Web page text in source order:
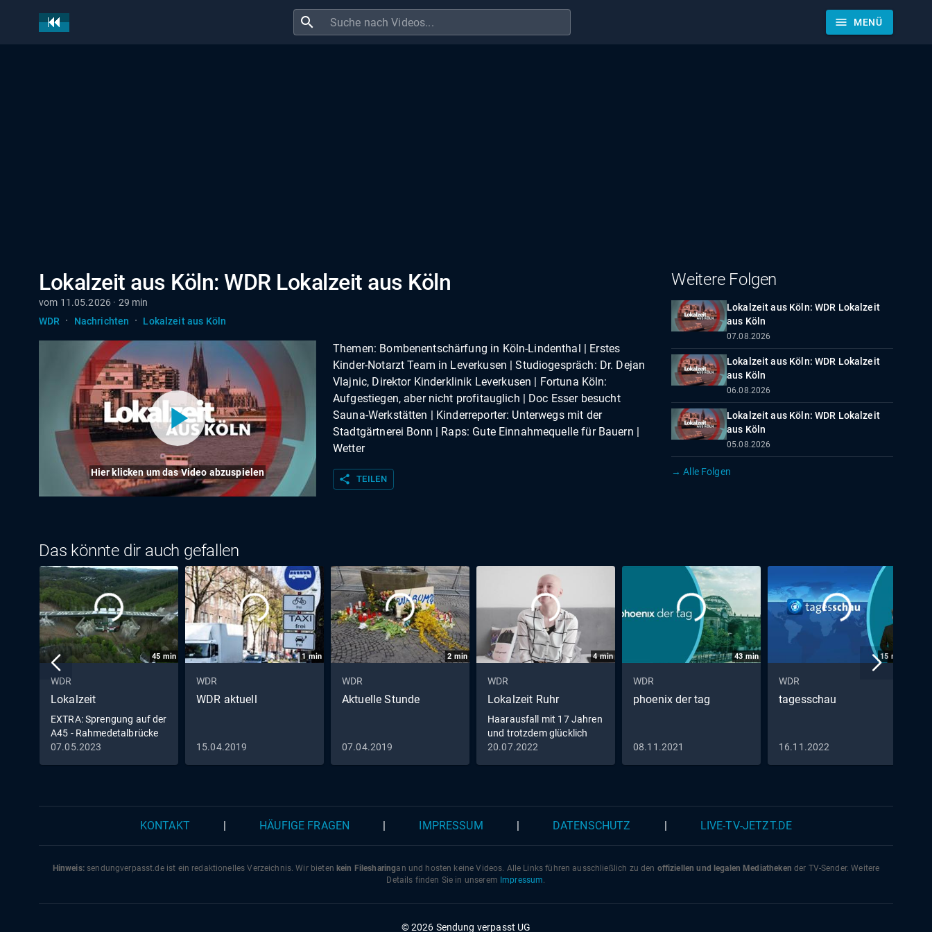
search menu MENÜ
Lokalzeit aus Köln: WDR Lokalzeit aus Köln
vom 11.05.2026 · 29 min
WDR
· Nachrichten · Lokalzeit aus Köln
Hier klicken um das Video abzuspielen
Themen: Bombenentschärfung in Köln-Lindenthal | Erstes
Kinder-Notarzt Team in Leverkusen | Studiogespräch: Dr. Dejan
Vlajnic, Direktor Kinderklinik Leverkusen | Fortuna Köln:
Aufgestiegen, aber nicht profitauglich | Doc Esser besucht
Sauna-Werkstätten | Kinderreporter: Unterwegs mit der
Stadtgärtnerei Bonn | Raps: Gute Einnahmequelle für Bauern |
Wetter
share TEILEN
Weitere Folgen
Lokalzeit aus Köln: WDR Lokalzeit
aus Köln
07.08.2026
Lokalzeit aus Köln: WDR Lokalzeit
aus Köln
06.08.2026
Lokalzeit aus Köln: WDR Lokalzeit
aus Köln
05.08.2026
→ Alle Folgen
Das könnte dir auch gefallen
45 min
WDR
Lokalzeit
EXTRA: Sprengung auf der
A45 - Rahmedetalbrücke
in Lüdenscheid fällt
07.05.2023
1min
WDR
WDR aktuell
15.04.2019
2 min
WDR
Aktuelle Stunde
07.04.2019
4min
WDR
Lokalzeit Ruhr
Haarausfall mit 17 Jahren
und trotzdem glücklich
20.07.2022
43min
WDR
phoenix der tag
08.11.2021
15 min
WDR
tagesschau
16.11.2022
KONTAKT HÄUFIGE FRAGEN IMPRESSUM DATENSCHUTZ LIVE-TV-JETZT.DE
Hinweis:sendungverpasst.deist ein redaktionelles Verzeichnis. Wir bieten kein Filesharingan und hosten keine Videos. Alle Links führen ausschließlich zu den offiziellen und legalen Mediatheken der TV-Sender. Weitere
Details finden Sie in unserem Impressum.
© 2026 Sendung verpasst UG